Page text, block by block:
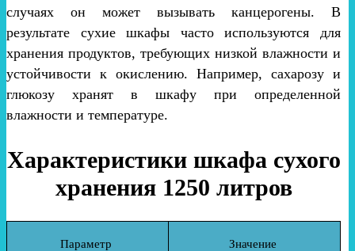
случаях он может вызывать канцерогены. В
результате сухие шкафы часто используются для
хранения продуктов, требующих низкой влажности и
устойчивости к окислению. Например, сахарозу и
глюкозу хранят в шкафу при определенной
влажности и температуре.
Характеристики шкафа сухого
хранения 1250 литров
Параметр Значение